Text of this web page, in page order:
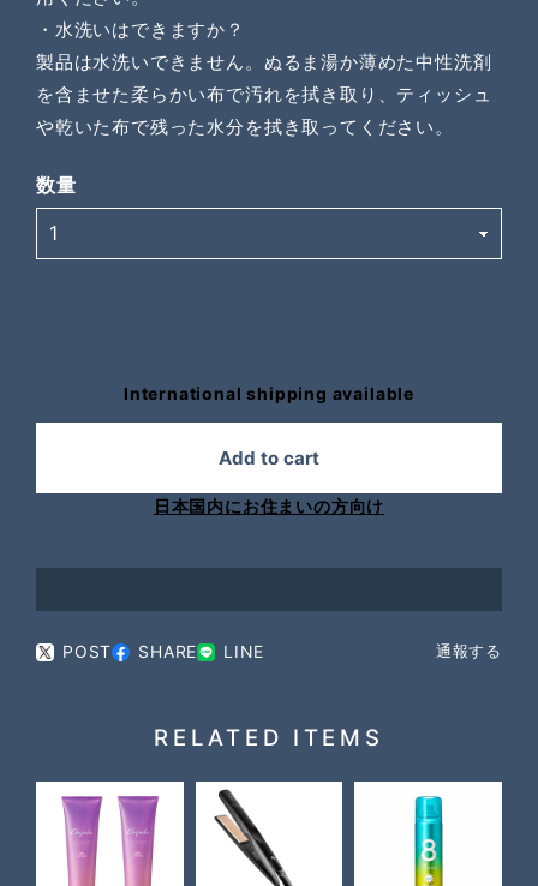
・水洗いはできますか？
製品は水洗いできません。ぬるま湯か薄めた中性洗剤
を含ませた柔らかい布で汚れを拭き取り、ティッシュ
や乾いた布で残った水分を拭き取ってください。
数量
International shipping available
Add to cart
日本国内にお住まいの方向け
POST SHARE LINE 通報する
RELATED ITEMS